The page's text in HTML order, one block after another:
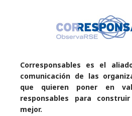
Corresponsables es el
comunicación de las
que quieren poner en
responsables para
mejor.